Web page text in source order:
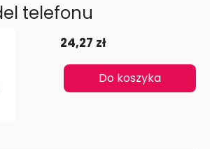
telefonu
24,27 zł
Do koszyka